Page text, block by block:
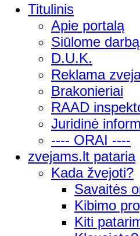
Titulinis
Apie portalą
Siūlome darbą
D.U.K.
Reklama
Brakonieriai
RAAD
Juridinė
---- ORAI ----
zvejams.lt pataria
Kada žvejoti?
Savaitės
Kibimo
Kiti